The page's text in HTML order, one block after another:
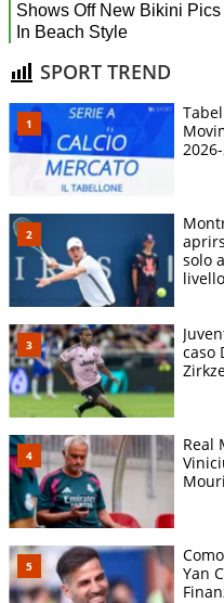
SPORT TREND
solo
caso
Real
Yan